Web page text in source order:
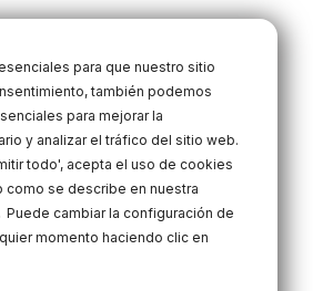
para que nuestro sitio
también podemos
para mejorar la
y analizar el tráfico del sitio web.
todo', acepta el uso de cookies
como se describe en nuestra
Puede cambiar la configuración de
momento haciendo clic en